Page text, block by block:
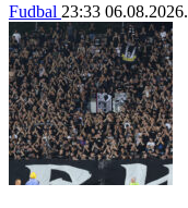
Fudbal 23:33 06.08.2026.